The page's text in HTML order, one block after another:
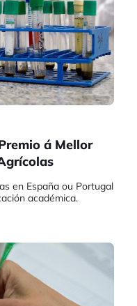
á Mellor
en España ou Portugal
académica.